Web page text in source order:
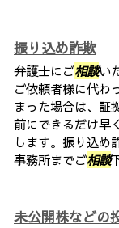
振り込め詐欺
弁護士にご相談い
ご依頼者様に代わ
まった場合は、証
前にできるだけ早
します。振り込め
事務所までご相談
未公開株などの